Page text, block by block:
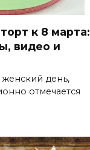
к 8 марта:
видео и
день,
отмечается